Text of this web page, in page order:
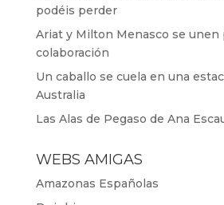
podéis perder
Ariat y Milton Menasco se unen
colaboración
Un caballo se cuela en una
Australia
Las Alas de Pegaso de Ana
WEBS AMIGAS
Amazonas Españolas